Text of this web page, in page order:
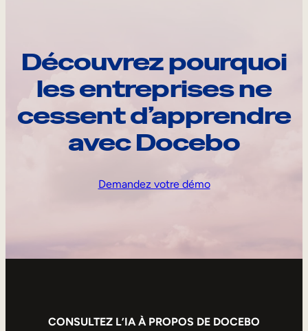
Découvrez pourquoi
les entreprises ne
cessent d’apprendre
avec Docebo
Demandez votre démo
CONSULTEZ L’IA À PROPOS DE DOCEBO